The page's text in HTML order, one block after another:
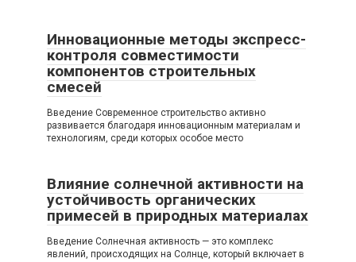
Инновационные методы экспресс-
контроля совместимости
компонентов строительных
смесей
Введение Современное строительство активно
развивается благодаря инновационным материалам и
технологиям, среди которых особое место
Влияние солнечной активности на
устойчивость органических
примесей в природных материалах
Введение Солнечная активность — это комплекс
явлений, происходящих на Солнце, который включает в